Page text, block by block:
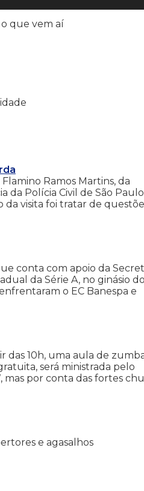
o que vem aí
Ramos Martins, da
da Polícia Civil de São
da visita foi tratar de
conta com apoio da
da Série A, no ginásio do
o EC Banespa e
das 10h, uma aula de
será ministrada pelo
mas por conta das fortes
e agasalhos